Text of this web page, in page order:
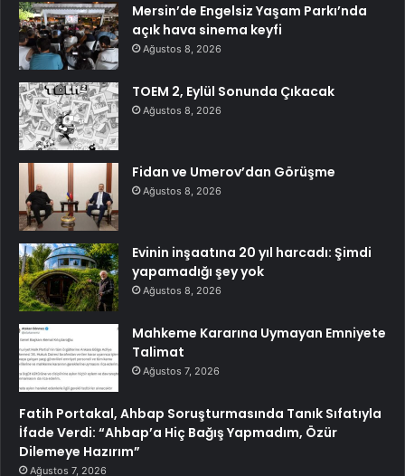
Mersin’de Engelsiz Yaşam Parkı’nda
açık hava sinema keyfi
Ağustos 8, 2026
TOEM 2, Eylül Sonunda Çıkacak
Ağustos 8, 2026
Fidan ve Umerov’dan Görüşme
Ağustos 8, 2026
Evinin inşaatına 20 yıl harcadı: Şimdi
yapamadığı şey yok
Ağustos 8, 2026
Mahkeme Kararına Uymayan Emniyete
Talimat
Ağustos 7, 2026
Fatih Portakal, Ahbap Soruşturmasında Tanık Sıfatıyla
İfade Verdi: “Ahbap’a Hiç Bağış Yapmadım, Özür
Dilemeye Hazırım”
Ağustos 7, 2026